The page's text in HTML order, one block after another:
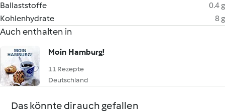
Ballaststoffe
0.4 g
Kohlenhydrate
8 g
Auch enthalten in
Moin Hamburg!
11 Rezepte
Deutschland
Das könnte dir auch gefallen